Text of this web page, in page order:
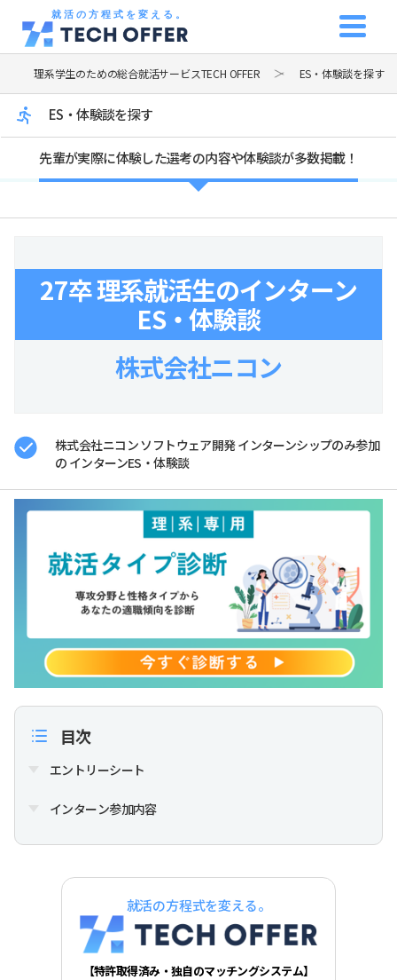
就活の方程式を変える。
理系学生のための総合就活サービスTECH OFFER ES・体験談を探す
ES・体験談を探す
先輩が実際に体験した選考の内容や体験談が多数掲載！
27卒 理系就活生のインターン
ES・体験談
株式会社ニコン
株式会社ニコン ソフトウェア開発 インターンシップのみ参加
の インターンES・体験談
目次
エントリーシート
インターン参加内容
就活の方程式を変える。
【特許取得済み・独自のマッチングシステム】